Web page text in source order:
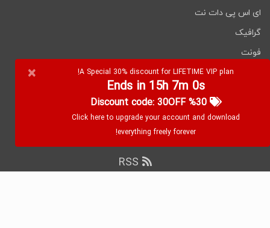
A Special 30% discount for LIFETIME VIP plan!
Ends in 15h 7m 0s
%30 Discount code: 30OFF
Click here to upgrade your account and download
everything freely forever!
×
ای اس پی دات نت
گرافیک
فونت
نرم افزارها